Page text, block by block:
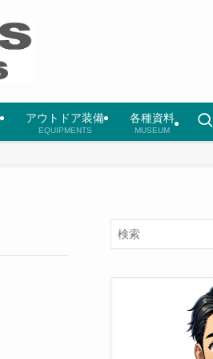
アウトドア装備
EQUIPMENTS
各種資料
MUSEUM